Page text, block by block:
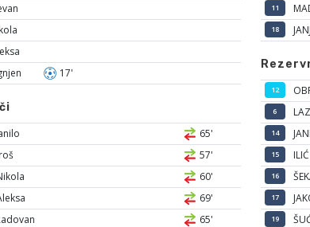
17'
65'
57'
60'
69'
65'
11
18
12
6
14
15
16
17
19